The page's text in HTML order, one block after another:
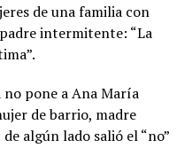
de una familia con
intermitente: “La
pone a Ana María
de barrio, madre
algún lado salió el “no”